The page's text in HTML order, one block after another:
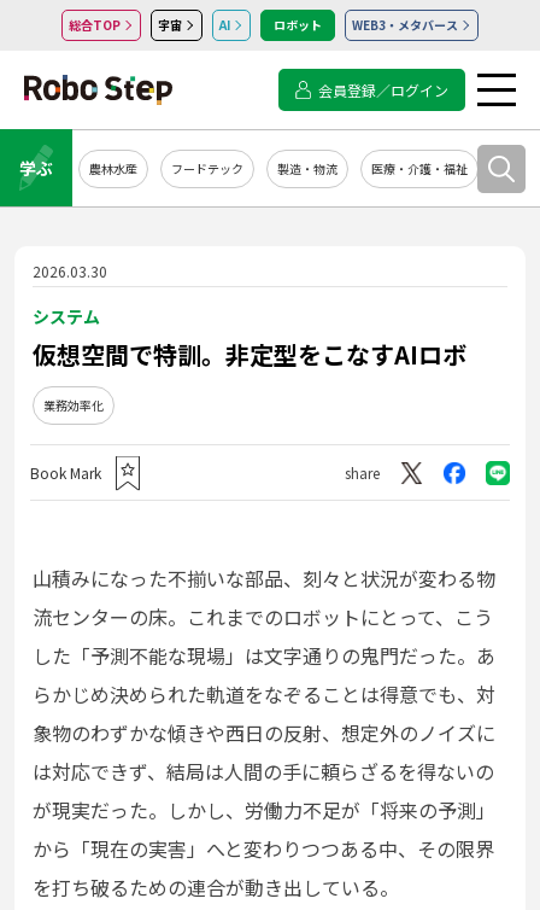
総合TOP 宇宙 AI ロボット WEB3・メタバース
会員登録／ログイン
学ぶ 農林水産 フードテック 製造・物流 医療・介護・福祉 シス
2026.03.30
システム
仮想空間で特訓。非定型をこなすAIロボ
業務効率化
Book Mark share
山積みになった不揃いな部品、刻々と状況が変わる物
流センターの床。これまでのロボットにとって、こう
した「予測不能な現場」は文字通りの鬼門だった。あ
らかじめ決められた軌道をなぞることは得意でも、対
象物のわずかな傾きや西日の反射、想定外のノイズに
は対応できず、結局は人間の手に頼らざるを得ないの
が現実だった。しかし、労働力不足が「将来の予測」
から「現在の実害」へと変わりつつある中、その限界
を打ち破るための連合が動き出している。